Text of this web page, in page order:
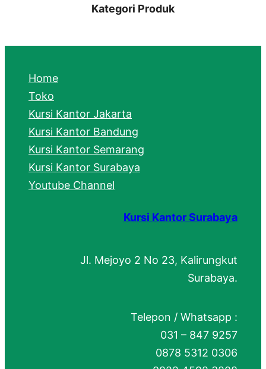
r
h
Kategori Produk
Home
Toko
Kursi Kantor Jakarta
Kursi Kantor Bandung
Kursi Kantor Semarang
Kursi Kantor Surabaya
Youtube Channel
Kursi Kantor Surabaya
Jl. Mejoyo 2 No 23, Kalirungkut
Surabaya.
Telepon / Whatsapp :
031 – 847 9257
0878 5312 0306